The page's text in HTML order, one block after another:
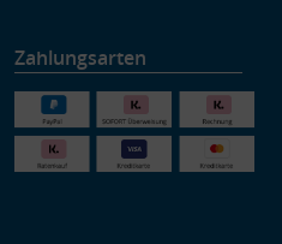
Zahlungsarten